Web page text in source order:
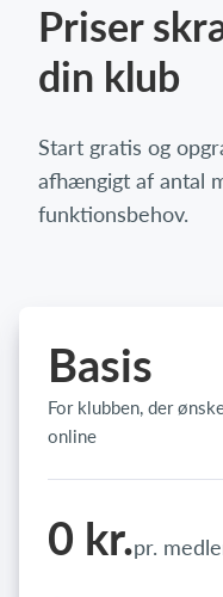
Priser
din klub
Start gratis og
afhængigt af antal
funktionsbehov.
Basis
For klubben, der
online
0 kr.pr.